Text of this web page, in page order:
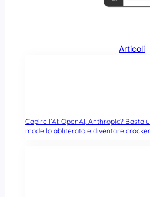
Articoli
Capire l’AI: OpenAI, Anthropic? Basta
modello abliterato e diventare